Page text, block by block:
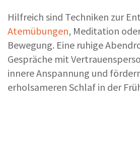
Hilfreich sind Techniken zur
Atemübungen, Meditation
Bewegung. Eine ruhige
Gespräche mit
innere Anspannung und
erholsameren Schlaf in der